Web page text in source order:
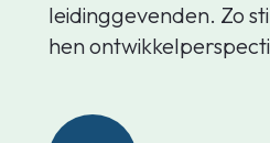
leidinggevenden. Zo
hen